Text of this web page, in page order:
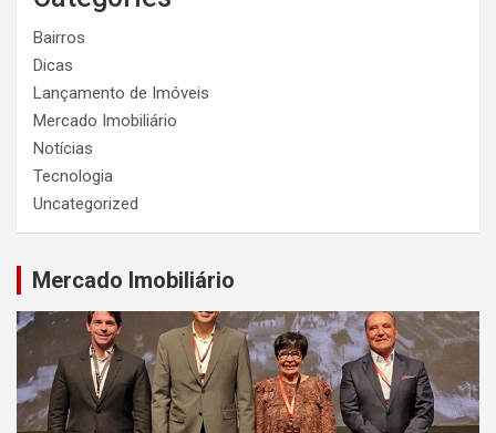
Bairros
Dicas
Lançamento de Imóveis
Mercado Imobiliário
Notícias
Tecnologia
Uncategorized
Mercado Imobiliário